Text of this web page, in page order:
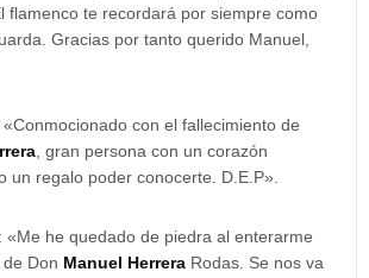
flamenco te recordará por siempre como
Gracias por tanto querido Manuel,
«Conmocionado con el fallecimiento de
, gran persona con un corazón
un regalo poder conocerte. D.E.P».
: «Me he quedado de piedra al enterarme
Don Manuel Herrera Rodas. Se nos va